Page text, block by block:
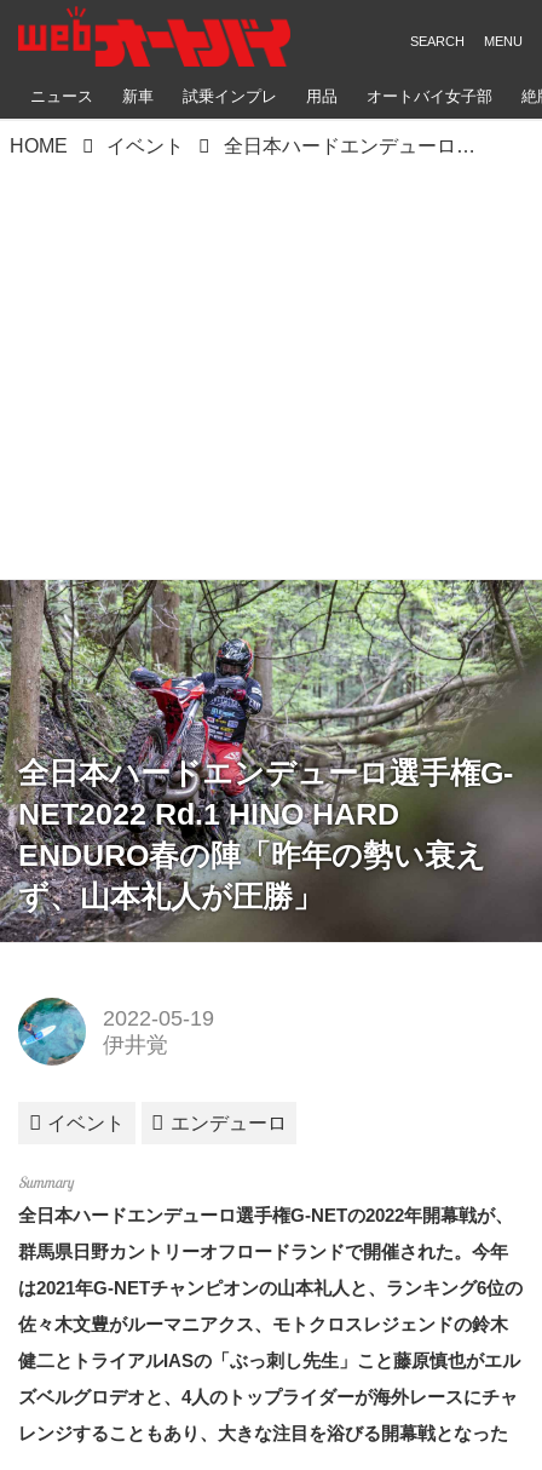
ニュース 新車 試乗インプレ 用品 オートバイ女子部 絶
HOME イベント 全日本ハードエンデューロ選手権G-NET2022 Rd.1 HINO HARD ENDURO春の陣「昨年の勢い衰えず、山本礼人が圧勝」
全日本ハードエンデューロ選手権G-
NET2022 Rd.1 HINO HARD
ENDURO春の陣「昨年の勢い衰え
ず、山本礼人が圧勝」
2022-05-19
伊井覚
イベント エンデューロ
全日本ハードエンデューロ選手権G-NETの2022年開幕戦が、
群馬県日野カントリーオフロードランドで開催された。今年
は2021年G-NETチャンピオンの山本礼人と、ランキング6位の
佐々木文豊がルーマニアクス、モトクロスレジェンドの鈴木
健二とトライアルIASの「ぶっ刺し先生」こと藤原慎也がエル
ズベルグロデオと、4人のトップライダーが海外レースにチャ
レンジすることもあり、大きな注目を浴びる開幕戦となった